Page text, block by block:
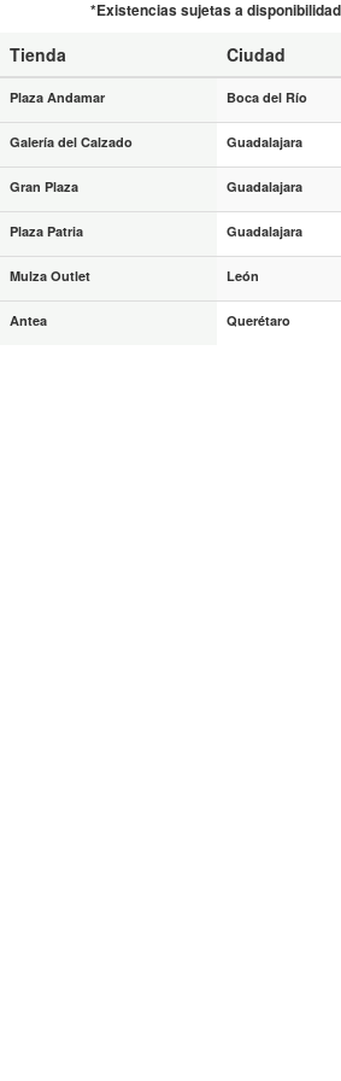
*Existencias sujetas a
Tienda Ciudad
Plaza Andamar Boca del Río
Galería del Calzado Guadalajara
Gran Plaza Guadalajara
Plaza Patria Guadalajara
Mulza Outlet León
Antea Querétaro